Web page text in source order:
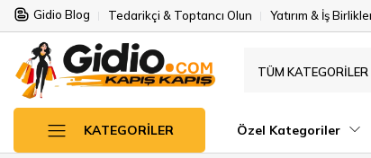
Gidio Blog Tedarikçi & Toptancı Olun Yatırım & İş
TÜM KATEGORILER
KATEGORILER Özel Kategoriler